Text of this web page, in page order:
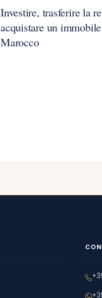
Investire, trasferire la
acquistare un
Marocco